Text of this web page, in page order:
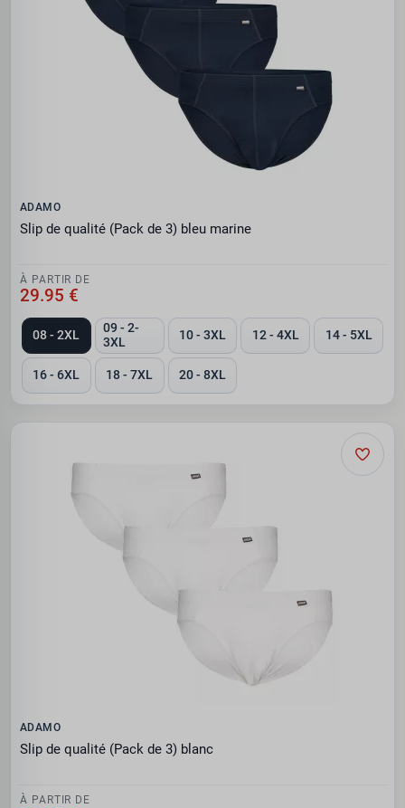
ADAMO
Slip de qualité (Pack de 3) bleu marine
À PARTIR DE
29.95 €
08 - 2XL
09 - 2-
3XL
10 - 3XL 12 - 4XL 14 - 5XL
16 - 6XL 18 - 7XL 20 - 8XL
ADAMO
Slip de qualité (Pack de 3) blanc
À PARTIR DE